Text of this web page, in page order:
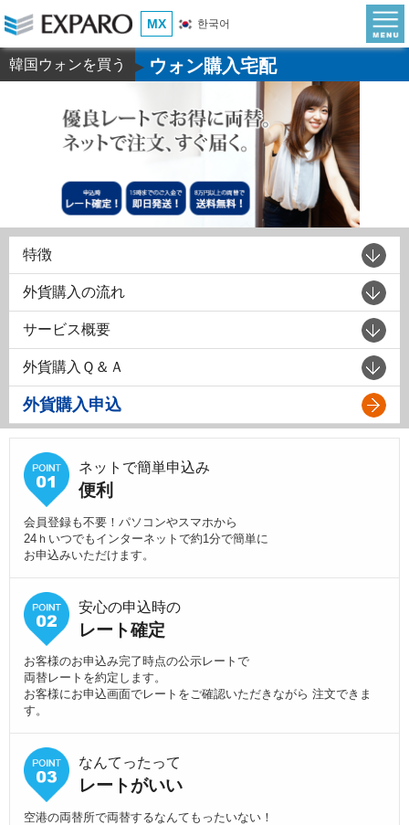
MX 한국어
韓国ウォンを買う ▶ウォン購入宅配
特徴
外貨購入の流れ
サービス概要
外貨購入Ｑ＆Ａ
外貨購入申込
ネットで簡単申込み
便利
会員登録も不要！パソコンやスマホから
24ｈいつでもインターネットで約1分で簡単に
お申込みいただけます。
安心の申込時の
レート確定
お客様のお申込み完了時点の公示レートで
両替レートを約定します。
お客様にお申込画面でレートをご確認いただきながら 注文できま
す。
なんてったって
レートがいい
空港の両替所で両替するなんてもったいない！